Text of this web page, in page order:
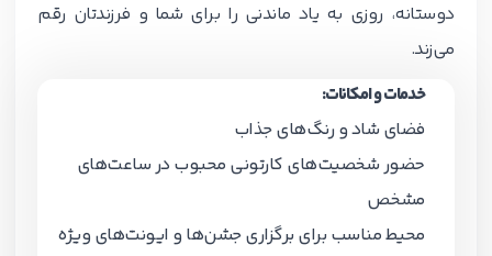
دوستانه، روزی به یاد ماندنی را برای شما و فرزندتان رقم
می‌زند.
خدمات و امکانات:
فضای شاد و رنگ‌های جذاب
حضور شخصیت‌های کارتونی محبوب در ساعت‌های
مشخص
محیط مناسب برای برگزاری جشن‌ها و ایونت‌های ویژه